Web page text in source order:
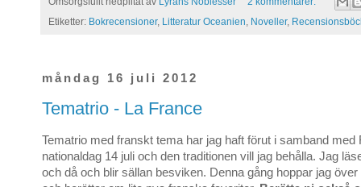
Etiketter: Bokrecensioner, Litteratur Oceanien Noveller,
måndag 16 juli 2012
Tematrio - La France
Tematrio med franskt tema har jag haft förut i samband med
nationaldag 14 juli och den traditionen vill jag behålla. Jag
och då och blir sällan besviken. Denna gång hoppar jag